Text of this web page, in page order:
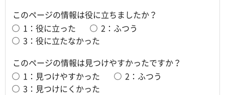
このページの情報は役に立ちましたか？
1：役に立った
2：ふつう
3：役に立たなかった
このページの情報は見つけやすかったですか？
1：見つけやすかった
2：ふつう
3：見つけにくかった